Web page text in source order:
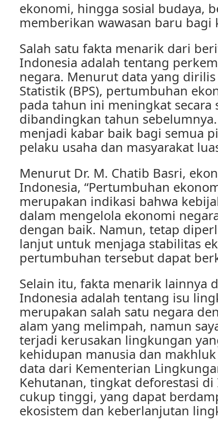
ekonomi, hingga sosial budaya,
memberikan wawasan baru bagi
Salah satu fakta menarik dari
Indonesia adalah tentang
negara. Menurut data yang
Statistik (BPS), pertumbuhan
pada tahun ini meningkat secara
dibandingkan tahun
menjadi kabar baik bagi semua
pelaku usaha dan masyarakat
Menurut Dr. M. Chatib Basri,
Indonesia, “Pertumbuhan
merupakan indikasi bahwa
dalam mengelola ekonomi
dengan baik. Namun, tetap
lanjut untuk menjaga stabilitas
pertumbuhan tersebut dapat
Selain itu, fakta menarik lainnya
Indonesia adalah tentang isu
merupakan salah satu negara
alam yang melimpah, namun
terjadi kerusakan lingkungan
kehidupan manusia dan
data dari Kementerian
Kehutanan, tingkat deforestasi
cukup tinggi, yang dapat
ekosistem dan keberlanjutan